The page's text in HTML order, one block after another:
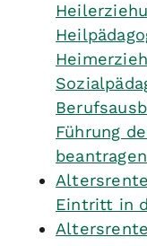
Führung
beantragen
Eintritt in